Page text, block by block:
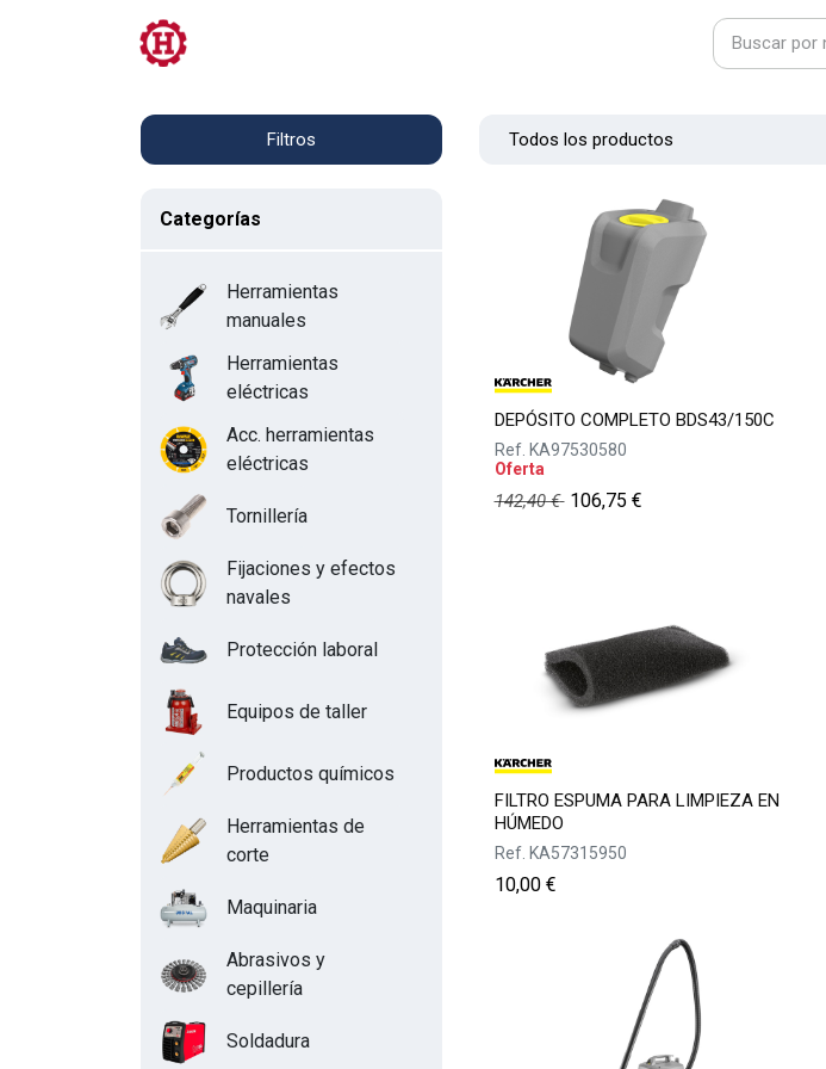
Filtros
Categorías
Herramientas
manuales
Herramientas
eléctricas
Acc. herramientas
eléctricas
Tornillería
Fijaciones y efectos
navales
Protección laboral
Equipos de taller
Productos químicos
Herramientas de
corte
Maquinaria
Abrasivos y
cepillería
Soldadura
Todos los productos
DEPÓSITO COMPLETO BDS43/150C
Ref. KA97530580
Oferta
142,40€ 106,75 €
FILTRO ESPUMA PARA LIMPIEZA EN
HÚMEDO
Ref. KA57315950
10,00€